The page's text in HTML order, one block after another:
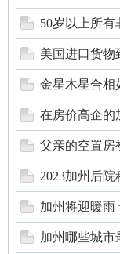
加
50岁以上所
美国进口货物
金星木星合相
在房价高企的
父亲的空置房
2023加州后
加州将迎暖雨
加州哪些城市